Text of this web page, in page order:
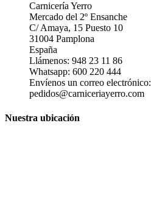
Carnicería Yerro
Mercado del 2º Ensanche
C/ Amaya, 15 Puesto 10
31004 Pamplona
España
Llámenos: 948 23 11 86
Whatsapp: 600 220 444
Envíenos un correo electrónico:
pedidos@carniceriayerro.com
Nuestra ubicación